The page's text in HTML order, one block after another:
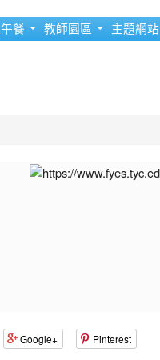
餐 教師園區 主題網站
Google+ Pinterest